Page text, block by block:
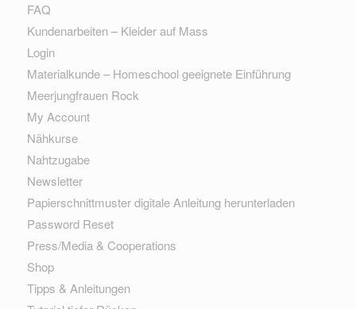
FAQ
Kundenarbeiten – Kleider auf Mass
Login
Materialkunde – Homeschool geeignete Einführung
Meerjungfrauen Rock
My Account
Nähkurse
Nahtzugabe
Newsletter
Papierschnittmuster digitale Anleitung herunterladen
Password Reset
Press/Media & Cooperations
Shop
Tipps & Anleitungen